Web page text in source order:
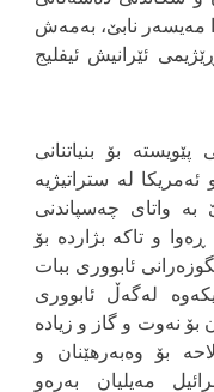
مەیسەر نابێ، بەمەش
ئێرانیش ئیفلیج
بۆ بنیاتنانی
لە ستراتیژیە
بە واتای چەسپاندنی
و تاکە بژاردە بۆ
ئابووری ببات
لەگەڵ ئابووری
بۆ نەوت و گاز و زیادە
بۆ وەبەرهێنان و
مەیلیان بەرەو